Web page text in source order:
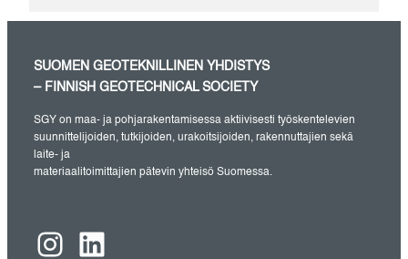
SUOMEN GEOTEKNILLINEN YHDISTYS
– FINNISH GEOTECHNICAL SOCIETY
SGY on maa- ja pohjarakentamisessa aktiivisesti työskentelevien
suunnittelijoiden, tutkijoiden, urakoitsijoiden, rakennuttajien sekä
laite- ja
materiaalitoimittajien pätevin yhteisö Suomessa.
Instagram LinkedIn